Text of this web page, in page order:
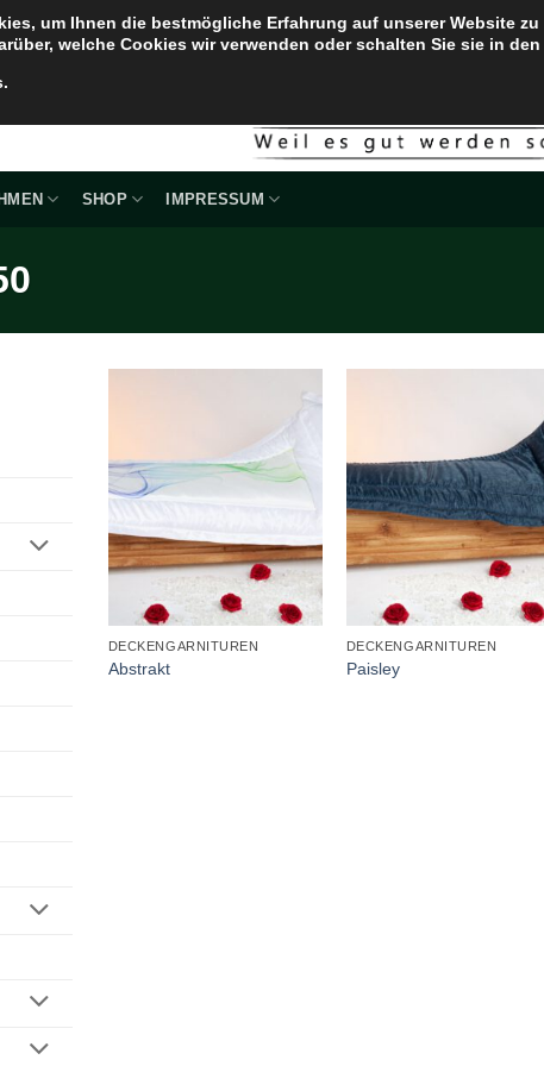
SHOP IMPRESSUM
+
DECKENGARNITUREN
Abstrakt
+
DECKENGARNITUREN
Paisley
um Ihnen die bestmögliche Erfahrung auf unserer Website zu
welche Cookies wir verwenden oder schalten Sie sie in den